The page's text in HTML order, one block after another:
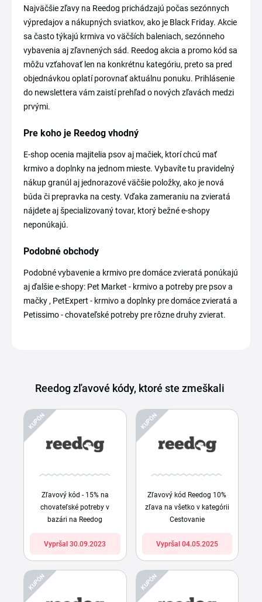
Najväčšie zľavy na Reedog prichádzajú počas sezónnych
výpredajov a nákupných sviatkov, ako je Black Friday. Akcie
sa často týkajú krmiva vo väčších baleniach, sezónneho
vybavenia aj zľavnených sád. Reedog akcia a promo kód sa
môžu vzťahovať len na konkrétnu kategóriu, preto sa pred
objednávkou oplatí porovnať aktuálnu ponuku. Prihlásenie
do newslettera vám zaistí prehľad o nových zľavách medzi
prvými.
Pre koho je Reedog vhodný
E-shop ocenia majitelia psov aj mačiek, ktorí chcú mať
krmivo a doplnky na jednom mieste. Vybavíte tu pravidelný
nákup granúl aj jednorazové väčšie položky, ako je nová
búda či prepravka na cesty. Vďaka zameraniu na zvieratá
nájdete aj špecializovaný tovar, ktorý bežné e-shopy
neponúkajú.
Podobné obchody
Podobné vybavenie a krmivo pre domáce zvieratá ponúkajú
aj ďalšie e-shopy: Pet Market - krmivo a potreby pre psov a
mačky , PetExpert - krmivo a doplnky pre domáce zvieratá a
Petissimo - chovateľské potreby pre rôzne druhy zvierat.
Reedog zľavové kódy, ktoré ste zmeškali
KUPÓN
Zľavový kód - 15% na
chovateľské potreby v
bazári na Reedog
Vypršal 30.09.2023
KUPÓN
Zľavový kód Reedog 10%
zľava na všetko v kategórii
Cestovanie
Vypršal 04.05.2025
KUPÓN KUPÓN